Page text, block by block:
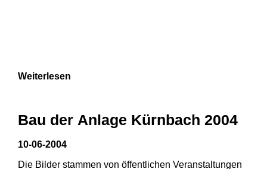
Weiterlesen
Bau der Anlage Kürnbach 2004
10-06-2004
Die Bilder stammen von öffentlichen Veranstaltungen